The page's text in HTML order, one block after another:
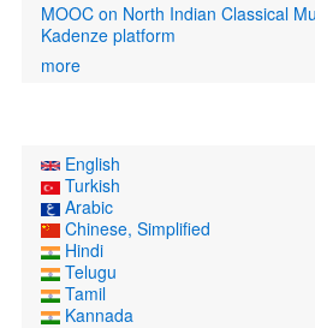
MOOC on North Indian Classical
Kadenze platform
more
English
Turkish
Arabic
Chinese, Simplified
Hindi
Telugu
Tamil
Kannada